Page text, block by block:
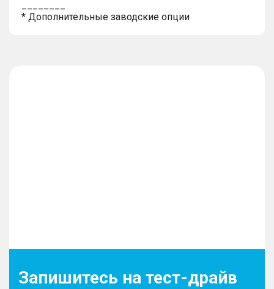
* Дополнительные заводские опции
Запишитесь на тест-драйв